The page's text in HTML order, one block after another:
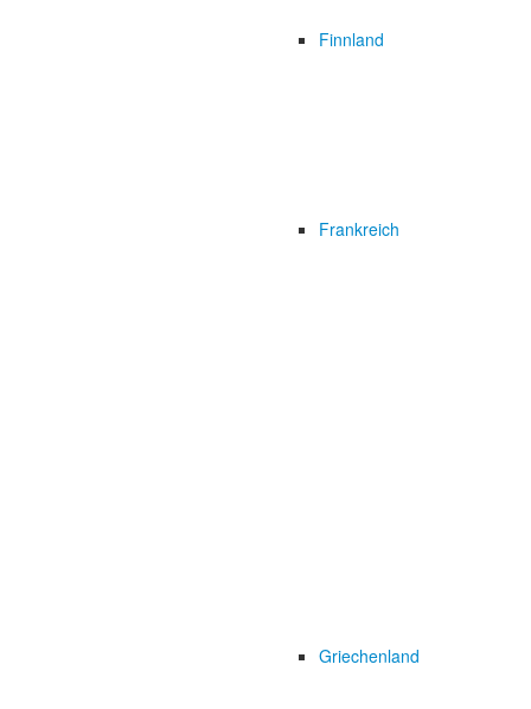
Finnland
Frankreich
Griechenland